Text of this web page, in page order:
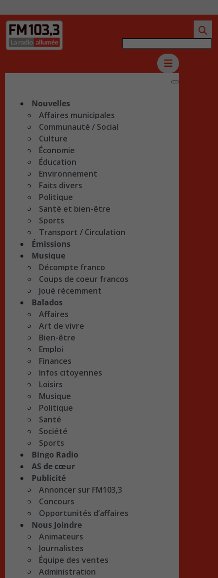
Nouvelles
Affaires municipales
Communauté / Social
Culture
Économie
Éducation
Environnement
Faits divers
Politique
Santé et bien-être
Sports
Transport / Circulation
Émissions
Musique
Décompte franco
Coups de coeur francos
Joué récemment
Balados
Affaires
Art de vivre
Bien-être
Emploi
Finances
Infos citoyennes
Loisirs
Musique
Politique
Santé
Société
Sports
Bingo Radio
AS de cœur
Publicité
Annoncer sur FM103,3
Concours
Opportunités d’affaires
Nous Joindre
Animateurs
Journalistes
Équipe des ventes
Administration